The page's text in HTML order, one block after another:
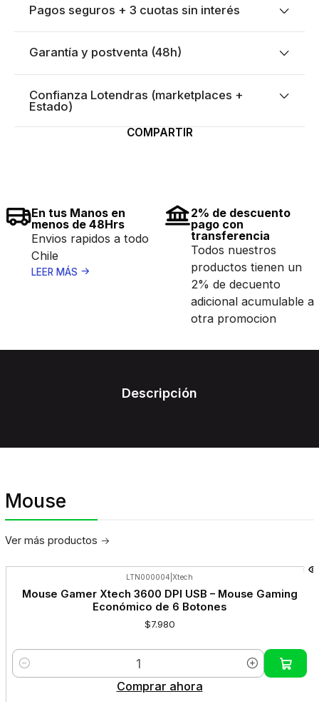
Pagos seguros + 3 cuotas sin interés
Garantía y postventa (48h)
Confianza Lotendras (marketplaces +
Estado)
COMPARTIR
En tus Manos en
menos de 48Hrs
Envios rapidos a todo
Chile
LEER MÁS
2% de descuento
pago con
transferencia
Todos nuestros
productos tienen un
2% de decuento
adicional acumulable a
otra promocion
Descripción
Mouse
Ver más productos
LTN000004 Xtech
Mouse Gamer Xtech 3600 DPI USB – Mouse Gaming
Económico de 6 Botones
$7.980
Cantidad
Comprar ahora